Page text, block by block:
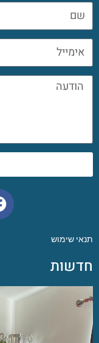
תנאי שימוש
חדשות